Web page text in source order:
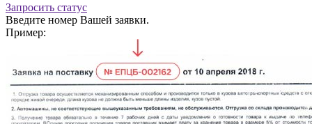
Запросить статус
Введите номер Вашей заявки.
Пример: